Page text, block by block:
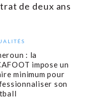
de deux ans
: la
impose un
minimum pour
son